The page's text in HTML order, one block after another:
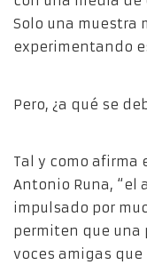
Solo una muestra
experimentando
Pero, ¿a qué se
Tal y como afirma
Antonio Runa, “el
impulsado por
permiten que una
voces amigas